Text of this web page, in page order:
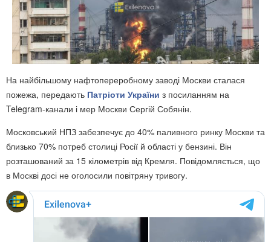
На найбільшому нафтопереробному заводі Москви сталася
пожежа, передають Патріоти України з посиланням на
Telegram-канали і мер Москви Сергій Собянін.
Московський НПЗ забезпечує до 40% паливного ринку Москви та
близько 70% потреб столиці Росії й області у бензині. Він
розташований за 15 кілометрів від Кремля. Повідомляється, що
в Москві досі не оголосили повітряну тривогу.